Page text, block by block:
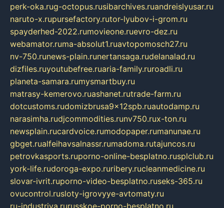
perk-oka.rug-octopus.rusibarchives.ruandreislyusar.ru
naruto-x.rupursefactory.rutor-lyubov-i-grom.ru
spayderhed-2022.rumovieone.ruevro-dez.ru
webamator.ruma-absolut1.ruavtopomosch27.ru
nv-750.runews-plain.runertansaga.rudelanalad.ru
dizfiles.ruyoutubefree.ruaria-family.ruroadli.ru
planeta-samara.rumysmartbuy.ru
matrasy-kemerovo.ruashanet.rutrade-farm.ru
dotcustoms.rudomizbrusa9x12spb.ruautodamp.ru
narasimha.rudjcommodities.runv750.rux-ton.ru
newsplain.rucardvoice.rumodopaper.rumanunae.ru
gbget.rualfeihavsalnassr.rumadoma.rutajuncos.ru
petrovkasports.ruporno-online-besplatno.rusplclub.ru
york-life.rudoroga-expo.ruribery.rucleanmedicine.ru
slovar-ivrit.ruporno-video-besplatno.ruseks-365.ru
ovucontrol.rusloty-igrovyye-avtomaty.ru